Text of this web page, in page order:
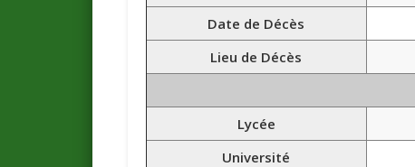
Date de Décès
Lieu de Décès
Lycée
Université